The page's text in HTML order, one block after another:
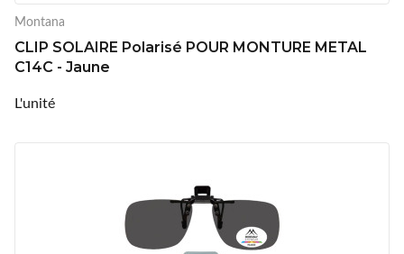
Montana
CLIP SOLAIRE Polarisé POUR MONTURE METAL
C14C - Jaune
L'unité